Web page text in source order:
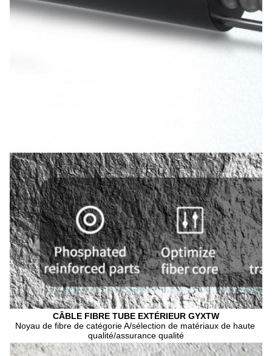
CÂBLE FIBRE TUBE EXTÉRIEUR GYXTW
Noyau de fibre de catégorie A/sélection de matériaux de haute
qualité/assurance qualité